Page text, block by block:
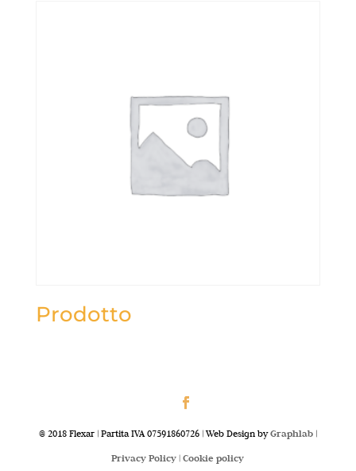
Prodotto
@ 2018 Flexar | Partita IVA 07591860726 | Web Design byGraphlab|
Privacy Policy |Cookie policy